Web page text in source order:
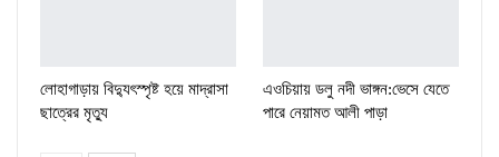
লোহাগাড়ায় বিদ্যুৎস্পৃষ্ট হয়ে মাদ্রাসা
ছাত্রের মৃত্যু
এওচিয়ায় ডলু নদী ভাঙ্গন:ভেসে যেতে
পারে নেয়ামত আলী পাড়া